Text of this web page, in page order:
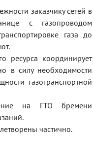
заказчику сетей в
с газопроводом
газа до
ресурса координирует
в силу необходимости
газотранспортной
на ГТО бремени
частично.